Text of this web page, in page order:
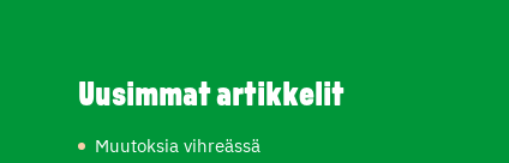
Uusimmat artikkelit
Muutoksia vihreässä